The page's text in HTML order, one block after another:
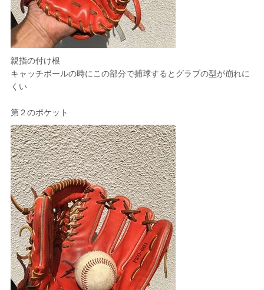
親指の付け根
キャッチボールの時にこの部分で捕球するとグラブの型が崩れに
くい
第２のポケット